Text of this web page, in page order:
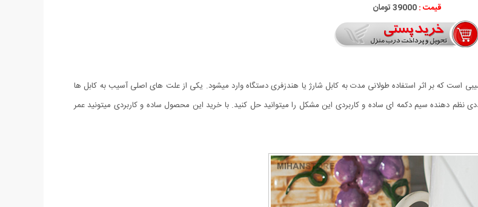
قیمت :39000 تومان
است که بر اثر استفاده طولانی مدت به کابل شارژ یا هندزفری دستگاه وارد میشود. یکی از علت های اصلی آسیب به کابل ها
که در جمع شدن در هم میپیچند و گره میخورند. با استفاده از پکیج 8 عددی نظم دهنده سیم دکمه ای ساده و کاربردی این مشکل را میتوانید حل کنید. با خرید این محصول ساده و کاربردی میتونید عمر